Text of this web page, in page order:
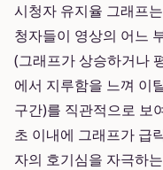
시청자 유지율 그래프
청자들이 영상의 어느
(그래프가 상승하거나
에서 지루함을 느껴 이
구간)를 직관적으로 보
초 이내에 그래프가 급
자의 호기심을 자극하